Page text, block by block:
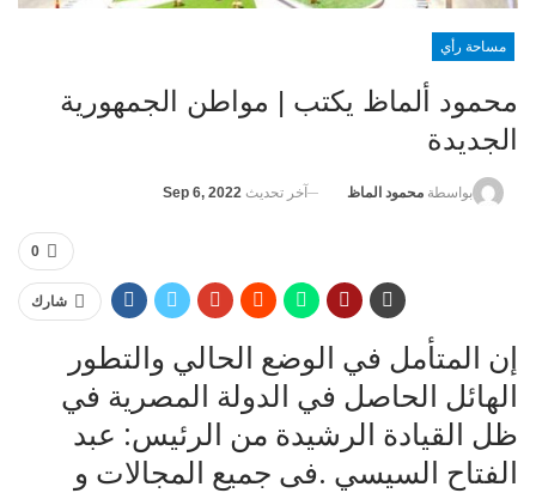
مساحة رأي
محمود ألماظ يكتب | مواطن الجمهورية
الجديدة
بواسطة محمود الماظ آخر تحديث Sep 6, 2022
0
شارك
إن المتأمل في الوضع الحالي والتطور
الهائل الحاصل في الدولة المصرية في
ظل القيادة الرشيدة من الرئيس: عبد
الفتاح السيسي .فى جميع المجالات و